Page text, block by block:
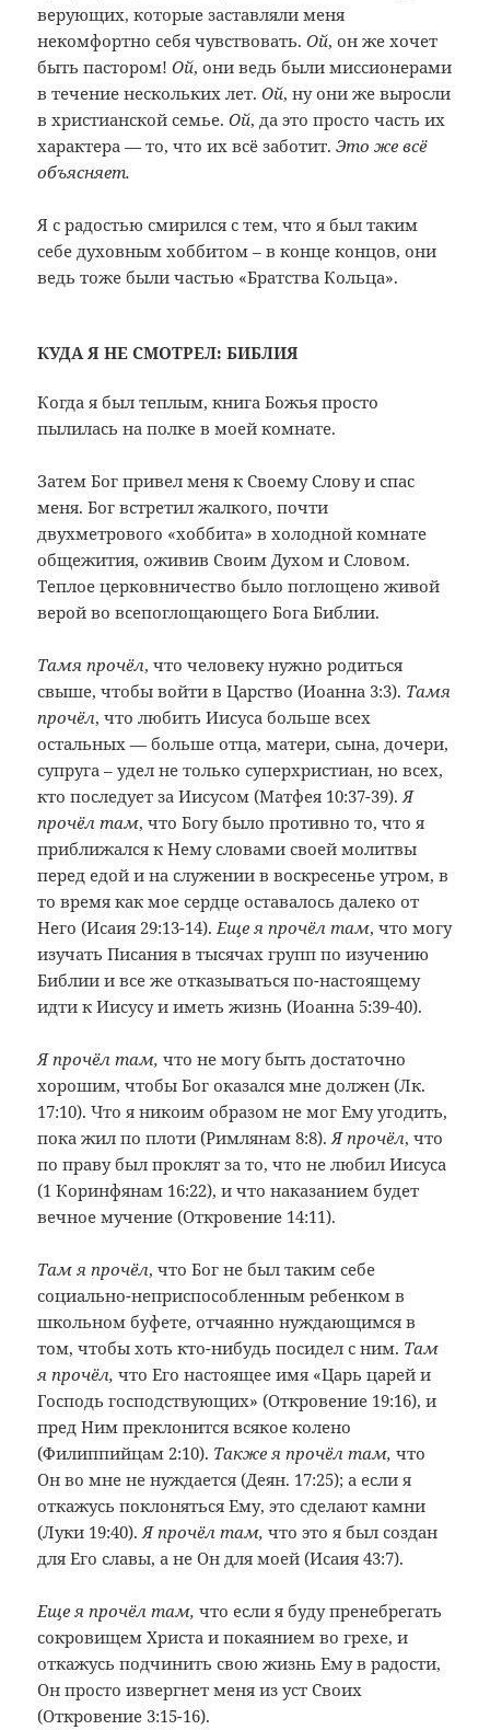
верующих, которые заставляли меня
некомфортно себя чувствовать.Ой, он же хочет
быть пастором!Ой, они ведь были миссионерами
в течение нескольких лет.Ой, ну они же выросли
в христианской семье.Ой, да это просто часть их
характера — то, что их всё заботит.Это же всё
объясняет.
Я с радостью смирился с тем, что я был таким
себе духовным хоббитом – в конце концов, они
ведь тоже были частью «Братства Кольца».
КУДА Я НЕ СМОТРЕЛ: БИБЛИЯ
Когда я был теплым, книга Божья просто
пылилась на полке в моей комнате.
Затем Бог привел меня к Своему Слову и спас
меня. Бог встретил жалкого, почти
двухметрового «хоббита» в холодной комнате
общежития, оживив Своим Духом и Словом.
Теплое церковничество было поглощено живой
верой во всепоглощающего Бога Библии.
Тамя прочёл, что человеку нужно родиться
свыше, чтобы войти в Царство (Иоанна 3:3). Тамя
прочёл, что любить Иисуса больше всех
остальных — больше отца, матери, сына, дочери,
супруга – удел не только суперхристиан, но всех,
кто последует за Иисусом (Матфея 10:37-39). Я
прочёл там, что Богу было противно то, что я
приближался к Нему словами своей молитвы
перед едой и на служении в воскресенье утром, в
то время как мое сердце оставалось далеко от
Него (Исаия 29:13-14). Еще я прочёл там, что могу
изучать Писания в тысячах групп по изучению
Библии и все же отказываться по-настоящему
идти к Иисусу и иметь жизнь (Иоанна 5:39-40).
Я прочёл там, что не могу быть достаточно
хорошим, чтобы Бог оказался мне должен (Лк.
17:10). Что я никоим образом не мог Ему угодить,
пока жил по плоти (Римлянам 8:8). Я прочёл, что
по праву был проклят за то, что не любил Иисуса
(1 Коринфянам 16:22), и что наказанием будет
вечное мучение (Откровение 14:11).
Там я прочёл, что Бог не был таким себе
социально-неприспособленным ребенком в
школьном буфете, отчаянно нуждающимся в
том, чтобы хоть кто-нибудь посидел с ним. Там
я прочёл, что Его настоящее имя «Царь царей и
Господь господствующих» (Откровение 19:16), и
пред Ним преклонится всякое колено
(Филиппийцам 2:10). Также я прочёл там, что
Он во мне не нуждается (Деян. 17:25); а если я
откажусь поклоняться Ему, это сделают камни
(Луки 19:40). Я прочёл там, что это я был создан
для Его славы, а не Он для моей (Исаия 43:7).
Еще я прочёл там, что если я буду пренебрегать
сокровищем Христа и покаянием во грехе, и
откажусь подчинить свою жизнь Ему в радости,
Он просто извергнет меня из уст Своих
(Откровение 3:15-16).